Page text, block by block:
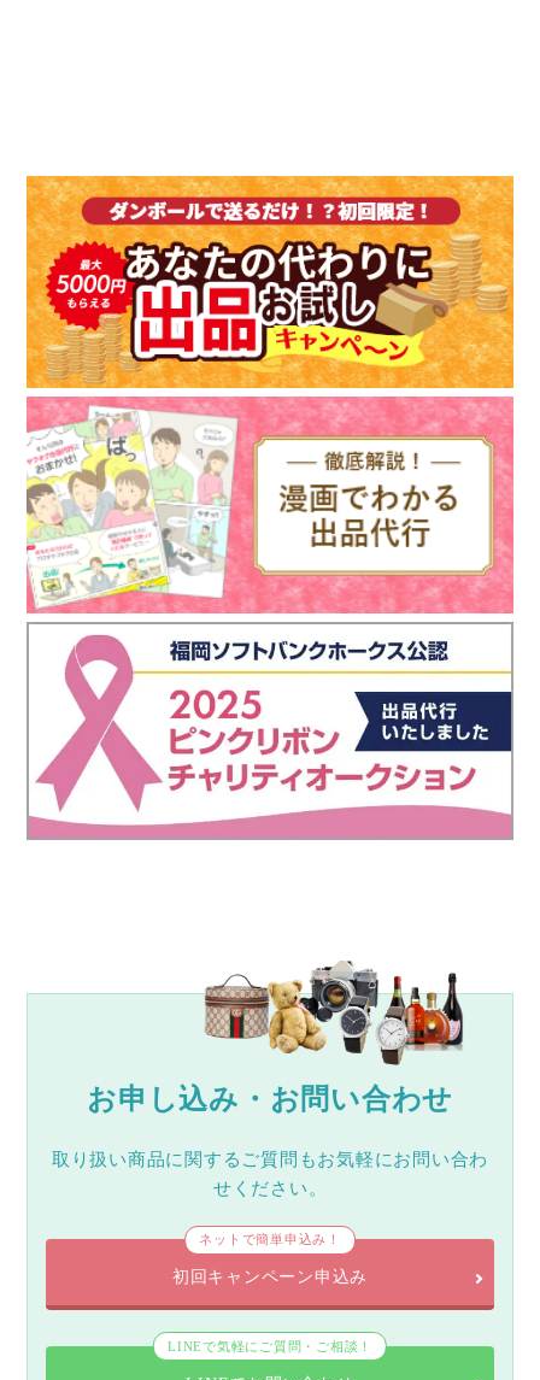
お申し込み・お問い合わせ
取り扱い商品に関するご質問もお気軽にお問い合わ
せください。
ネットで簡単申込み！
初回キャンペーン申込み
LINEで気軽にご質問・ご相談！